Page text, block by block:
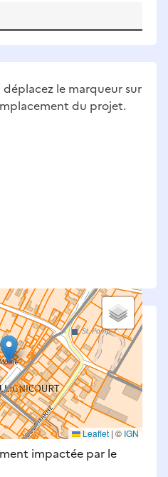
le marqueur sur
du projet.
Leaflet | © IGN
aménagées par le projet
compte : bâti, voirie,
et bassins — impacts
(travaux).
impactée par le